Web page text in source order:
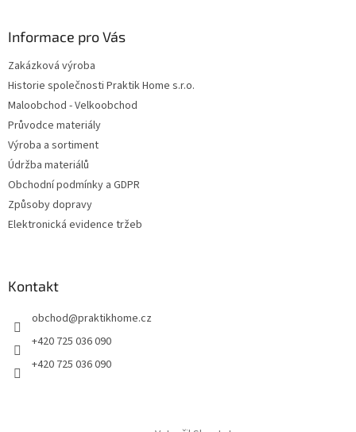
Informace pro Vás
Zakázková výroba
Historie společnosti Praktik Home s.r.o.
Maloobchod - Velkoobchod
Průvodce materiály
Výroba a sortiment
Údržba materiálů
Obchodní podmínky a GDPR
Způsoby dopravy
Elektronická evidence tržeb
Kontakt
obchod@praktikhome.cz
+420 725 036 090
+420 725 036 090